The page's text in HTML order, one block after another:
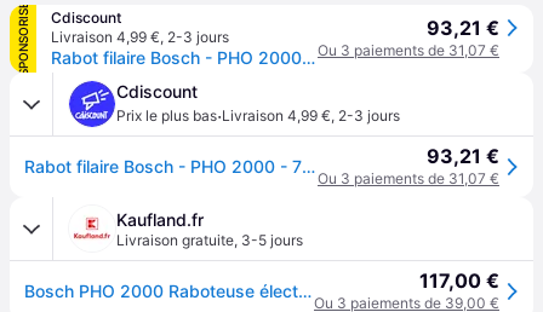
SPONSORISÉ
Cdiscount
Livraison 4,99 €, 2-3 jours
Rabot filaire Bosch - PHO 2000 - 700W - 82mm - Bois - Monophasé - Vert
93,21 €
Ou 3 paiements de 31,07 €
Cdiscount
Prix le plus bas·Livraison 4,99 €, 2-3 jours
Rabot filaire Bosch - PHO 2000 - 700W - 82mm - Bois - Monophasé - Vert 93,21 €
Ou 3 paiements de 31,07 €
Kaufland.fr
Livraison gratuite, 3-5 jours
Bosch PHO 2000 Raboteuse électrique à main 117,00 €
Ou 3 paiements de 39,00 €